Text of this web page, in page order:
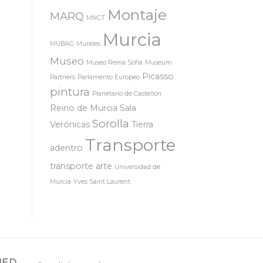
MARQ MNCT Montaje
MUBAG Murales Murcia
Museo Museo Reina Sofía Museum
Partners Parlamento Europeo Picasso
pintura Planetario de Castellón
Reino de Murcia Sala
Verónicas Sorolla Tierra
adentro Transporte
transporte arte Universidad de
Murcia Yves Saint Laurent